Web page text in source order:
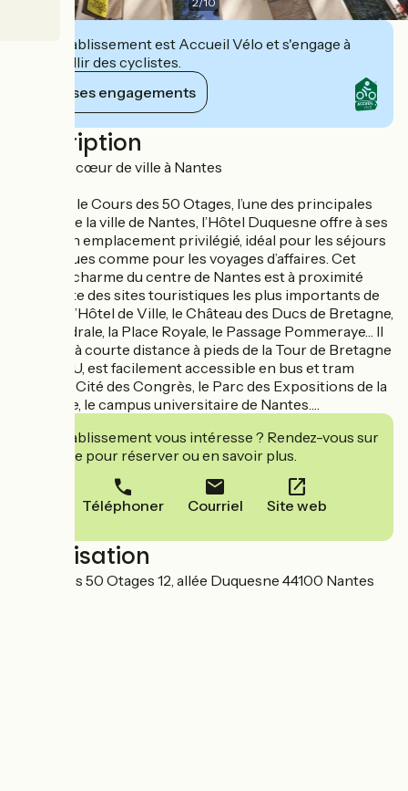
Cet établissement est Accueil Vélo et s'engage à
accueillir des cyclistes.
Voir ses engagements
Description
Un hôtel cœur de ville à Nantes
Situé sur le Cours des 50 Otages, l’une des principales
artères de la ville de Nantes, l’Hôtel Duquesne offre à ses
clients un emplacement privilégié, idéal pour les séjours
touristiques comme pour les voyages d’affaires. Cet
hôtel de charme du centre de Nantes est à proximité
immédiate des sites touristiques les plus importants de
Nantes : l’Hôtel de Ville, le Château des Ducs de Bretagne,
la Cathédrale, la Place Royale, le Passage Pommeraye… Il
est aussi à courte distance à pieds de la Tour de Bretagne
et du CHU, est facilement accessible en bus et tram
depuis la Cité des Congrès, le Parc des Expositions de la
Beaujoire, le campus universitaire de Nantes….
Cet établissement vous intéresse ? Rendez-vous sur
leur site pour réserver ou en savoir plus.
Téléphoner Courriel Site web
Localisation
Cours des 50 Otages 12, allée Duquesne 44100 Nantes